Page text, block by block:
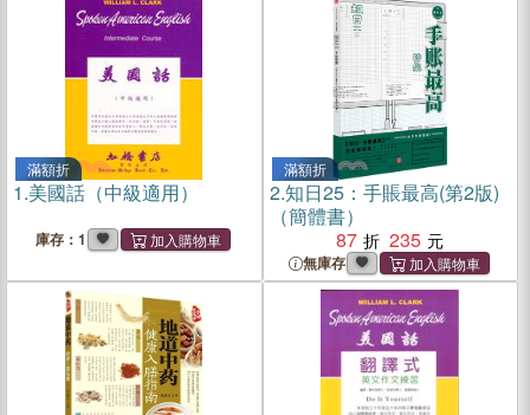
滿額折
1.美國話（中級適用）
庫存：1
滿額折
2.知日25：手賬最高(第2版)
（簡體書）
87
235
無庫存